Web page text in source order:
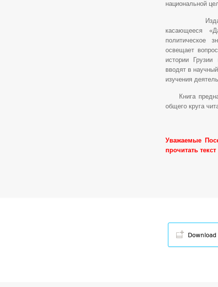
национальной
Издание
касающееся
политическое
освещает
истории
вводят в
изучения
Книга
общего круга
Уважаемые
прочитать
Download